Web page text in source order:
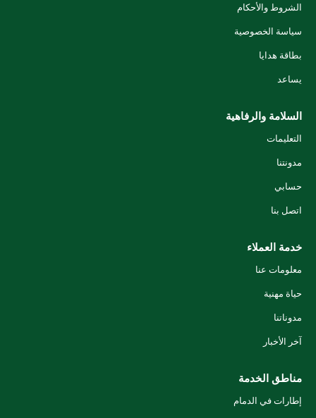
الشروط والأحكام
سياسة الخصوصية
بطاقة هدايا
يساعد
السلامة والرفاهية
التعليمات
مدونتنا
حسابي
اتصل بنا
خدمة العملاء
معلومات عنا
حياة مهنية
مدوناتنا
آخر الأخبار
مناطق الخدمة
إطارات في الدمام